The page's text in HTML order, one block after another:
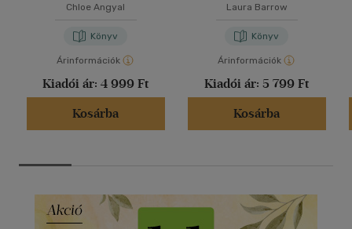
Chloe Angyal
Könyv
Árinformációk
Kiadói ár: 4 999 Ft
Kosárba
Laura Barrow
Könyv
Árinformációk
Kiadói ár: 5 799 Ft
Kosárba